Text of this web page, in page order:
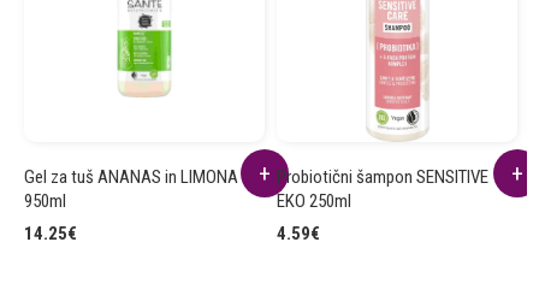
Gel za tuš ANANAS in LIMONA
950ml
14.25€
Probiotični šampon SENSITIVE
EKO 250ml
4.59€